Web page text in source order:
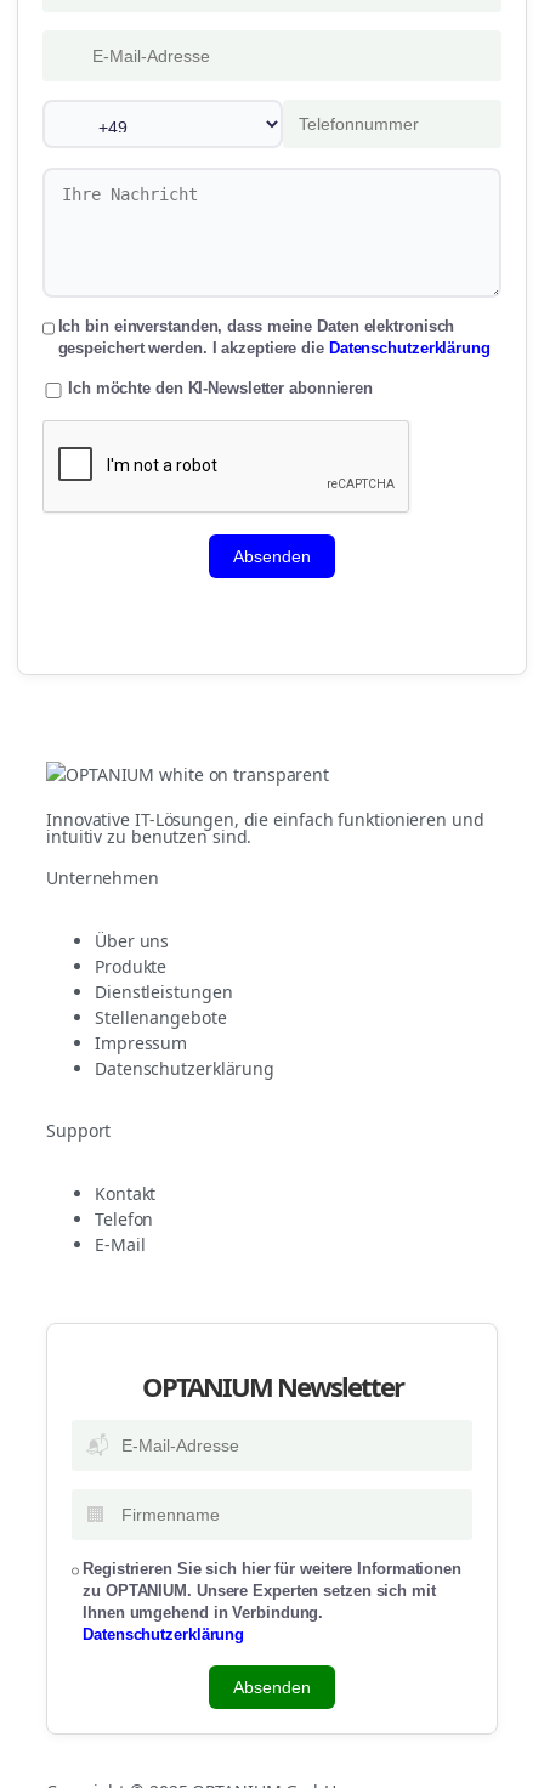
Ich bin einverstanden, dass meine Daten elektronisch
gespeichert werden. I akzeptiere die Datenschutzerklärung
Ich möchte den KI-Newsletter abonnieren
Absenden
Innovative IT-Lösungen, die einfach funktionieren und
intuitiv zu benutzen sind.
Unternehmen
Über uns
Produkte
Dienstleistungen
Stellenangebote
Impressum
Datenschutzerklärung
Support
Kontakt
Telefon
E-Mail
OPTANIUM Newsletter
📬
🏢
Registrieren Sie sich hier für weitere Informationen
zu OPTANIUM. Unsere Experten setzen sich mit
Ihnen umgehend in Verbindung.
Datenschutzerklärung
Absenden